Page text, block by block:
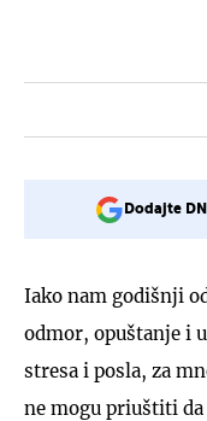
Dodajte
Iako nam godišnji
odmor, opuštanje i
stresa i posla, za
ne mogu priuštiti